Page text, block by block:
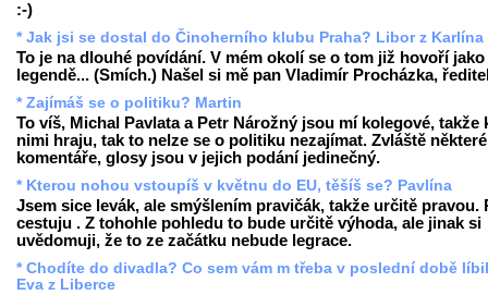
:-)
* Jak jsi se dostal do Činoherního klubu Praha? Libor z Karlína
To je na dlouhé povídání. V mém okolí se o tom již hovoří jako
legendě... (Smích.) Našel si mě pan Vladimír Procházka,
* Zajímáš se o politiku? Martin
To víš, Michal Pavlata a Petr Nárožný jsou mí kolegové, takže
nimi hraju, tak to nelze se o politiku nezajímat. Zvláště
komentáře, glosy jsou v jejich podání jedinečný.
* Kterou nohou vstoupíš v květnu do EU, těšíš se? Pavlína
Jsem sice levák, ale smýšlením pravičák, takže určitě pravou.
cestuju . Z tohohle pohledu to bude určitě výhoda, ale jinak si
uvědomuji, že to ze začátku nebude legrace.
* Chodíte do divadla? Co sem vám m třeba v poslední době
Eva z Liberce